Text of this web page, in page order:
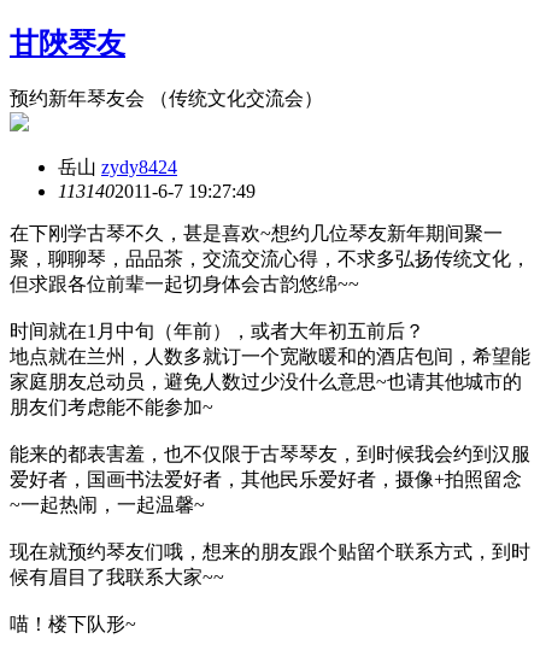
甘陜琴友
预约新年琴友会 （传统文化交流会）
岳山 zydy8424
1131402011-6-7 19:27:49
在下刚学古琴不久，甚是喜欢~想约几位琴友新年期间聚一
聚，聊聊琴，品品茶，交流交流心得，不求多弘扬传统文化，
但求跟各位前辈一起切身体会古韵悠绵~~
时间就在1月中旬（年前），或者大年初五前后？
地点就在兰州，人数多就订一个宽敞暖和的酒店包间，希望能
家庭朋友总动员，避免人数过少没什么意思~也请其他城市的
朋友们考虑能不能参加~
能来的都表害羞，也不仅限于古琴琴友，到时候我会约到汉服
爱好者，国画书法爱好者，其他民乐爱好者，摄像+拍照留念
~一起热闹，一起温馨~
现在就预约琴友们哦，想来的朋友跟个贴留个联系方式，到时
候有眉目了我联系大家~~
喵！楼下队形~